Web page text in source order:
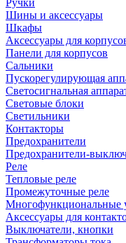
Ручки
Шины и аксессуары
Шкафы
Аксессуары для
Панели для корпусов
Сальники
Пускорегулирующая
Светосигнальная
Световые блоки
Светильники
Контакторы
Предохранители
Предохранители-
Реле
Тепловые реле
Промежуточные реле
Многофункциональные
Аксессуары для
Выключатели, кнопки